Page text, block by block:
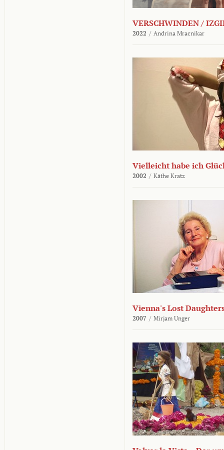
VERSCHWINDEN /
2022 / Andrina Mracnikar
Vielleicht habe ich
2002 / Käthe Kratz
Vienna's Lost
2007 / Mirjam Unger